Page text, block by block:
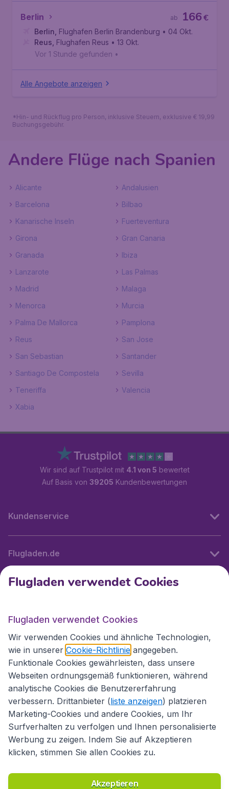
Berlin €
166
ab
Berlin Flughafen Berlin Brandenburg • 04 Okt.
Reus Flughafen Reus • 13 Okt.
Vor 1 Stunde gefunden •
Alle Angebote anzeigen
*Hin- und Rückflug pro Person, inklusive Steuern, exklusive € 19,99
Buchungsgebühr.
Andere Flüge nach Spanien
Alicante
Andalusien
Barcelona
Bilbao
Kanarische Inseln
Fuerteventura
Girona
Gran Canaria
Granada
Ibiza
Lanzarote
Las Palmas
Madrid
Malaga
Menorca
Murcia
Palma De Mallorca
Pamplona
Reus
San Jose
San Sebastian
Santander
Santiago De Compostela
Sevilla
Teneriffa
Valencia
Xabia
Wir sind auf Trustpilot mit 4.1 von 5 bewertet
Auf Basis von 39205 Kundenbewertungen
Kundenservice
Flugladen.de
Internationale Webseiten
Folgen Sie uns:
Richtlinien und Bedingungen
Haftungsausschluss
Flugladen verwendet Cookies
Flugladen verwendet Cookies
Wir verwenden Cookies und ähnliche Technologien,
wie in unserer Cookie-Richtlinie angegeben.
Funktionale Cookies gewährleisten, dass unsere
Webseiten ordnungsgemäß funktionieren, während
analytische Cookies die Benutzererfahrung
verbessern. Drittanbieter (liste anzeigen) platzieren
Marketing-Cookies und andere Cookies, um Ihr
Surfverhalten zu verfolgen und Ihnen personalisierte
Werbung zu zeigen. Indem Sie auf Akzeptieren
klicken, stimmen Sie allen Cookies zu.
Akzeptieren